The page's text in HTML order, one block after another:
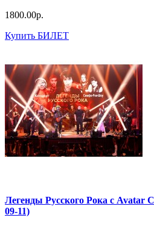
1800.00р.
Купить БИЛЕТ
Легенды Русского Рока с Avatar
09-11)